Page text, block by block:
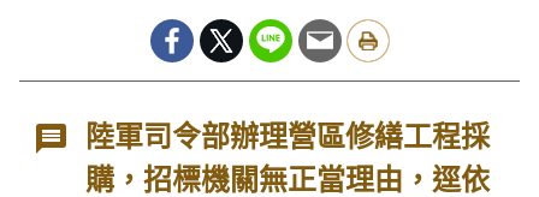
陸軍司令部辦理營區修繕工程採
購，招標機關無正當理由，逕依